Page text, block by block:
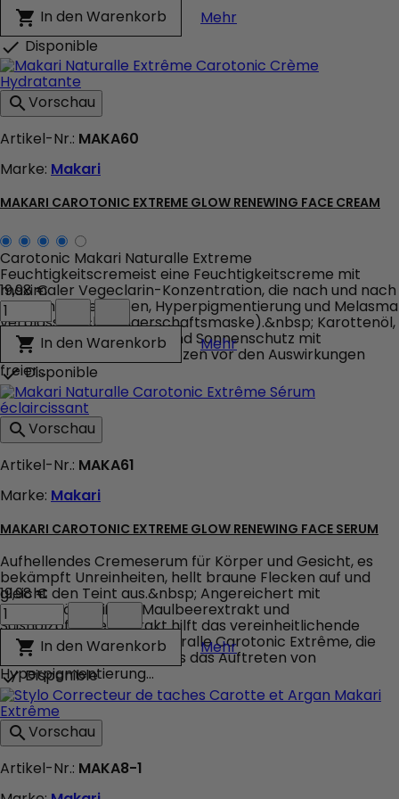
Action
Extreme
Glow
Revitalizing
Face
Serum
Produktmengenfeld
 In den Warenkorb Mehr
 Disponible
Vorschau
Artikel-Nr.: MAKA60
Marke: Makari
MAKARI CAROTONIC EXTREME GLOW RENEWING FACE CREAM
Carotonic Makari Naturalle Extreme
Feuchtigkeitscremeist eine Feuchtigkeitscreme mit
maximaler Vegeclarin-Konzentration, die nach und nach
Flecken, Aknenarben, Hyperpigmentierung und Melasma
verblasst (Schwangerschaftsmaske).&nbsp; Karottenöl,
reich an Antioxidantien, und Sonnenschutz mit
Lichtschutzfaktor 15 schützen vor den Auswirkungen
freier...
19,98 €
Makari
Carotonic
Extreme
Glow
Renewing
Face
Cream
Produktmengenfeld
 In den Warenkorb MehrMakari Carotonic
Disponible
Vorschau
Artikel-Nr.: MAKA61
Marke: Makari
MAKARI CAROTONIC EXTREME GLOW RENEWING FACE SERUM
Aufhellendes Cremeserum für Körper und Gesicht, es
bekämpft Unreinheiten, hellt braune Flecken auf und
gleicht den Teint aus.&nbsp; Angereichert mit
Karottenöl, weißem Maulbeerextrakt und
Süßholzpflanzenextrakt hilft das vereinheitlichende
Cremeserum Makari Naturalle Carotonic Extrême, die
Haut aufzuhellen, indem es das Auftreten von
Hyperpigmentierung...
19,98 €
Makari
Carotonic
Extreme
Glow
Renewing
Face
Serum
Produktmengenfeld
 In den Warenkorb MehrMakari Carotonic
Disponible
Vorschau
Artikel-Nr.: MAKA8-1